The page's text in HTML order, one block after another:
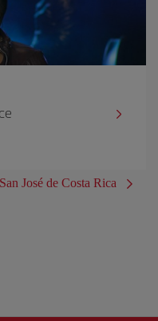
José de Costa Rica